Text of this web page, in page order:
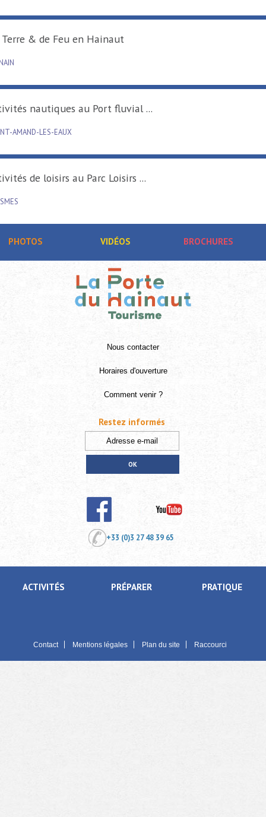
De Terre & de Feu en Hainaut
Activités nautiques au Port fluvial ...
SAINT-AMAND-LES-EAUX
Activités de loisirs au Parc Loisirs ...
PHOTOS VIDÉOS BROCHURES
Nous contacter
Horaires d'ouverture
Comment venir ?
+33 (0)3 27 48 39 65
ACTIVITÉS PRÉPARER PRATIQUE
Contact Mentions légales Plan du site Raccourci
Restez informés